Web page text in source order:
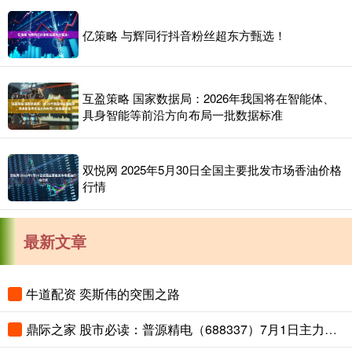
亿策略 与辉同行抖音粉丝超东方甄选！
互盈策略 国家数据局：2026年我国将在智能体、
具身智能等前沿方向布局一批数据标准
双悦网 2025年5月30日全国主要批发市场香油价格
行情
最新文章
牛道配资 奕斯伟的突围之路
鼎际之家 股市必读：普源精电（688337）7月1日主力资金净流入3913.44万元，占总成交额0.0%